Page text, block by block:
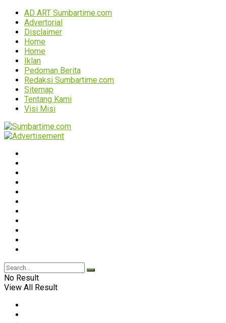
AD ART Sumbartime.com
Advertorial
Disclaimer
Home
Home
Iklan
Pedoman Berita
Redaksi Sumbartime.com
Sitemap
Tentang Kami
Visi Misi
No Result
View All Result